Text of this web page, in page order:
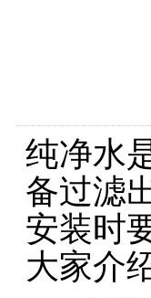
纯净水
备过滤
安装时
大家介